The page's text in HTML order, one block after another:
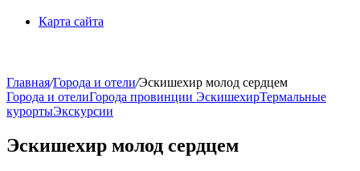
Карта сайта
Главная/Города и отели/Эскишехир молод сердцем
Города и отелиГорода провинции ЭскишехирТермальные
курортыЭкскурсии
Эскишехир молод сердцем